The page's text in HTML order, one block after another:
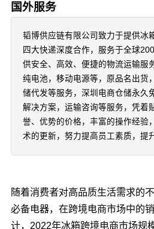
国外服务
韬博供应链有限公司致力于提供冰
四大快递深度合作，服务于全球
供安全、高效、便捷的物流运输服
纯电池，移动电源等，原品名出货
储代发等服务，深圳电商仓储永久
解决方案，运输咨询等服务，凭着
誉、优势的价格，丰富的操作经验
术的更新，努力提高员工素质，提
随着消费者对高品质生活需求的
必备电器，在跨境电商市场中的
计，2022年冰箱跨境电商市场规